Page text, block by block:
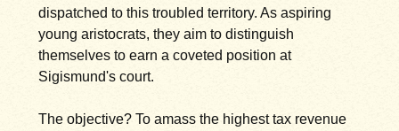
dispatched to this troubled territory. As aspiring
young aristocrats, they aim to distinguish
themselves to earn a coveted position at
Sigismund's court.
The objective? To amass the highest tax revenue